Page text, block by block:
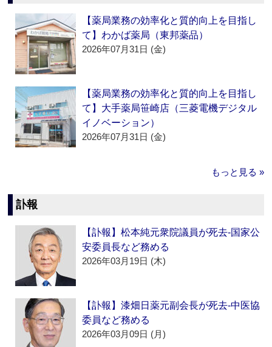
【薬局業務の効率化と質的向上を目指し
て】わかば薬局（東邦薬品）
2026年07月31日 (金)
【薬局業務の効率化と質的向上を目指し
て】大手薬局笹崎店（三菱電機デジタル
イノベーション）
2026年07月31日 (金)
もっと見る »
訃報
【訃報】松本純元衆院議員が死去‐国家公
安委員長など務める
2026年03月19日 (木)
【訃報】漆畑日薬元副会長が死去‐中医協
委員など務める
2026年03月09日 (月)